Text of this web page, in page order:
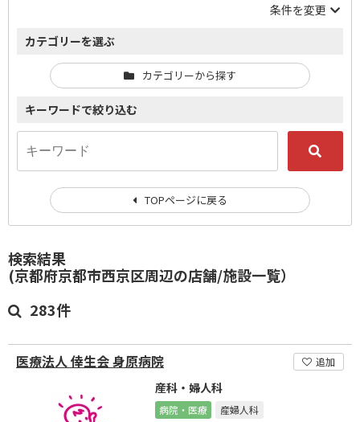
検索結果
(京都府京都市西京区周辺の店舗/施設一覧）
283件
医療法人 倖生会 身原病院 追加
産科・婦人科
病院・医療 産婦人科
条件を変更
カテゴリーを選ぶ
カテゴリーから探す
キーワードで絞り込む
TOPページに戻る